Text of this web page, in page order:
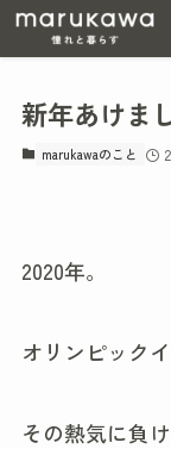
新年あけま
marukawaのこと
2020年。
オリンピック
その熱気に負